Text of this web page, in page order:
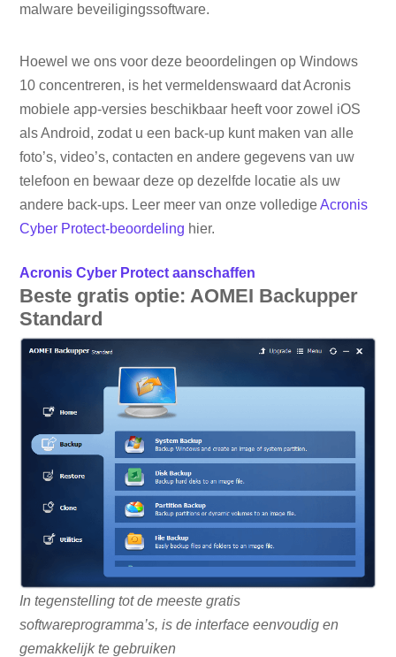
malware beveiligingssoftware.
Hoewel we ons voor deze beoordelingen op Windows
10 concentreren, is het vermeldenswaard dat Acronis
mobiele app-versies beschikbaar heeft voor zowel iOS
als Android, zodat u een back-up kunt maken van alle
foto’s, video’s, contacten en andere gegevens van uw
telefoon en bewaar deze op dezelfde locatie als uw
andere back-ups. Leer meer van onze volledigeAcronis
Cyber ​​Protect-beoordeling hier.
Acronis Cyber ​​Protect aanschaffen
Beste gratis optie: AOMEI Backupper
Standard
In tegenstelling tot de meeste gratis
softwareprogramma’s, is de interface eenvoudig en
gemakkelijk te gebruiken